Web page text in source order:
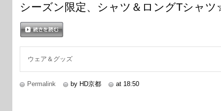
シーズン限定、シャツ＆ロングTシャ
ウェア＆グッズ
Permalink by HD京都 at 18:50